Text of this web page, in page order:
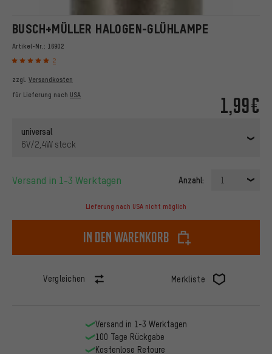
BUSCH+MÜLLER HALOGEN-GLÜHLAMPE
Artikel-Nr.: 16902
2
1,99€
zzgl. Versandkosten
für Lieferung nach USA
universal
6V/2,4W steck
Versand in 1-3 Werktagen Anzahl: 1
Lieferung nach USA nicht möglich
In den Warenkorb
Vergleichen Merkliste
Versand in 1-3 Werktagen
100 Tage Rückgabe
Kostenlose Retoure